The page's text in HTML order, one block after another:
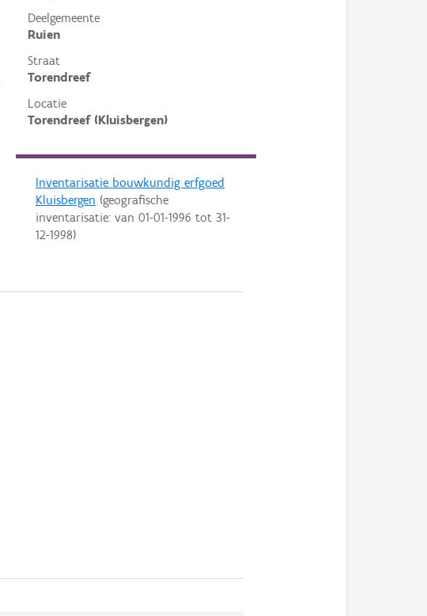
Deelgemeente
Ruien
Straat
Torendreef
Locatie
Torendreef (Kluisbergen)
Inventarisatie bouwkundig erfgoed
Kluisbergen (geografische
inventarisatie: van 01-01-1996 tot 31-
12-1998)